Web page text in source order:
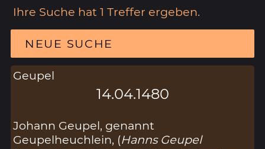
Ihre Suche hat 1 Treffer ergeben.
NEUE SUCHE
Geupel
14.04.1480
Johann Geupel, genannt
Geupelheuchlein, (Hanns Geupel